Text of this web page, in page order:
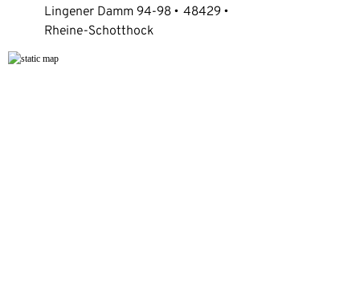
Lingener Damm 94-98
48429
Rheine-Schotthock